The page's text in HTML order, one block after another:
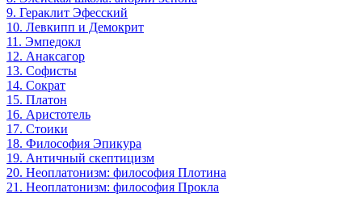
9. Гераклит Эфесский
10. Левкипп и Демокрит
11. Эмпедокл
12. Анаксагор
13. Софисты
14. Сократ
15. Платон
16. Аристотель
17. Стоики
18. Философия Эпикура
19. Античный скептицизм
20. Неоплатонизм: философия Плотина
21. Неоплатонизм: философия Прокла